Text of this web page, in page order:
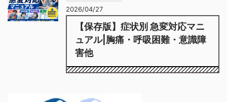
2026/04/27
【保存版】症状別 急変対応マニ
ュアル|胸痛・呼吸困難・意識障
害他